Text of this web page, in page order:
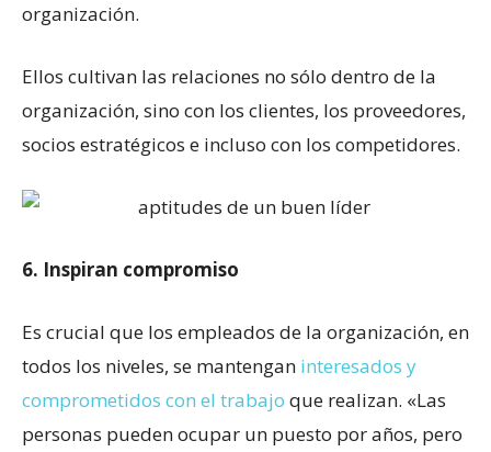
organización.
Ellos cultivan las relaciones no sólo dentro de la
organización, sino con los clientes, los proveedores,
socios estratégicos e incluso con los competidores.
6. Inspiran compromiso
Es crucial que los empleados de la organización, en
todos los niveles, se mantengan interesados y
comprometidos con el trabajo que realizan. «Las
personas pueden ocupar un puesto por años, pero